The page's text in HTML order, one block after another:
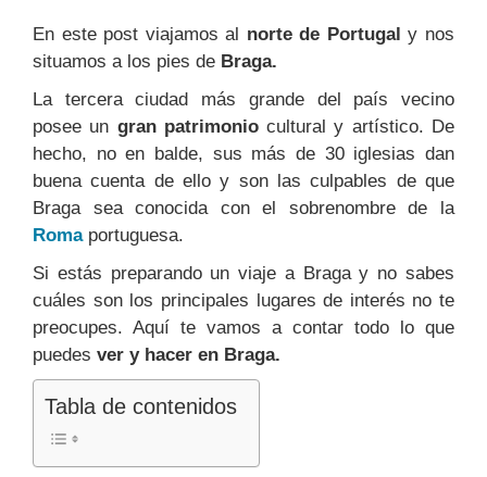
En este post viajamos al norte de Portugal y nos
situamos a los pies de Braga.
La tercera ciudad más grande del país vecino
posee un gran patrimoniocultural y artístico. De
hecho, no en balde, sus más de 30 iglesias dan
buena cuenta de ello y son las culpables de que
Braga sea conocida con el sobrenombre de la
Romaportuguesa.
Si estás preparando un viaje a Braga y no sabes
cuáles son los principales lugares de interés no te
preocupes. Aquí te vamos a contar todo lo que
puedes ver y hacer en Braga.
Tabla de contenidos